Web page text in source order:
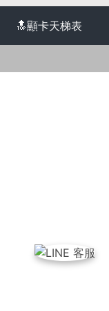
🔝顯卡天梯表